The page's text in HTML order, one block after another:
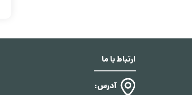
ارتباط با ما
آدرس: